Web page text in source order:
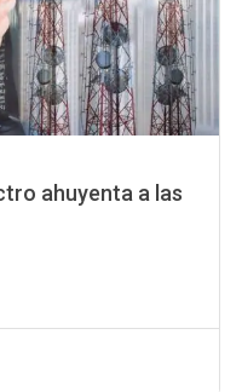
ahuyenta a las